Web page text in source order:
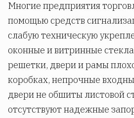
Многие предприятия
помощью средств
слабую техническую
оконные и витринные
решетки, двери и рамы
коробках, непрочные
двери не обшиты листовой
отсутствуют надежные